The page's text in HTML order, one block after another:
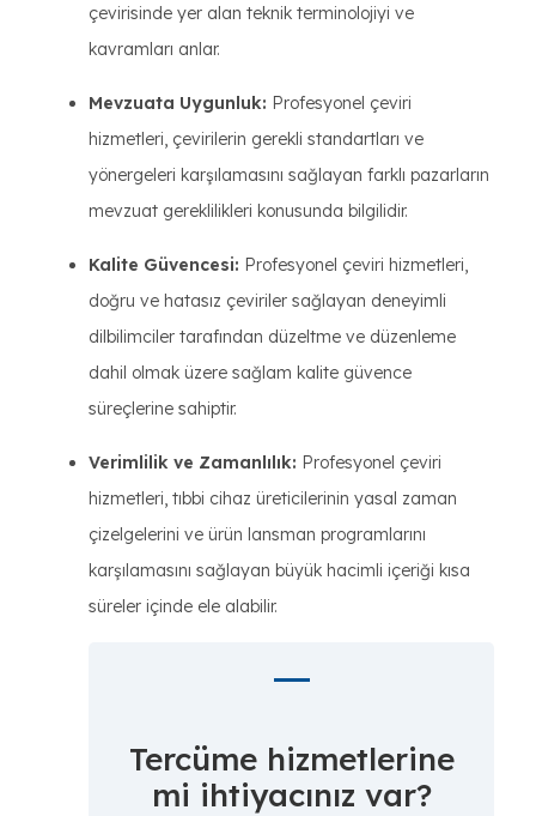
çevirisinde yer alan teknik terminolojiyi ve
kavramları anlar.
Mevzuata Uygunluk: Profesyonel çeviri
hizmetleri, çevirilerin gerekli standartları ve
yönergeleri karşılamasını sağlayan farklı pazarların
mevzuat gereklilikleri konusunda bilgilidir.
Kalite Güvencesi: Profesyonel çeviri hizmetleri,
doğru ve hatasız çeviriler sağlayan deneyimli
dilbilimciler tarafından düzeltme ve düzenleme
dahil olmak üzere sağlam kalite güvence
süreçlerine sahiptir.
Verimlilik ve Zamanlılık: Profesyonel çeviri
hizmetleri, tıbbi cihaz üreticilerinin yasal zaman
çizelgelerini ve ürün lansman programlarını
karşılamasını sağlayan büyük hacimli içeriği kısa
süreler içinde ele alabilir.
Tercüme hizmetlerine
mi ihtiyacınız var?